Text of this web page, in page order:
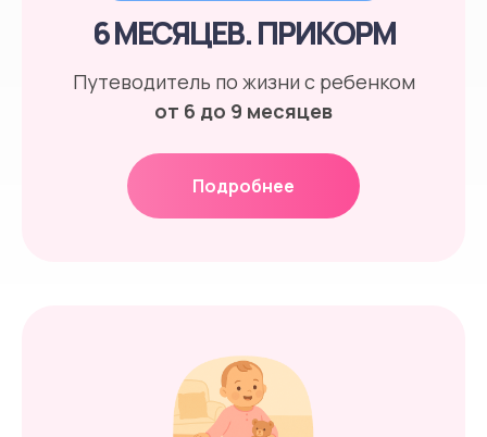
6 МЕСЯЦЕВ. ПРИКОРМ
Путеводитель по жизни с ребенком
от 6 до 9 месяцев
Подробнее